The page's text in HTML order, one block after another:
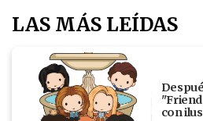
LAS MÁS LEÍDAS
con